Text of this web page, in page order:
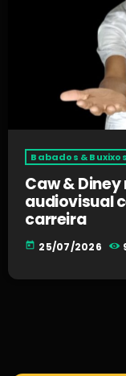
Babados & Buxixos
Caw &
audiovisual
carreira
today 25/07/2026